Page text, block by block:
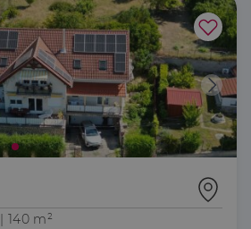
| 140 m²